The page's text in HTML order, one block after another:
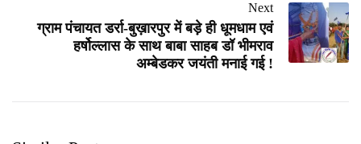
Next
ग्राम पंचायत डर्रा-बुख़ारपुर में बड़े ही धूमधाम एवं
हर्षोल्लास के साथ बाबा साहब डॉ भीमराव
अम्बेडकर जयंती मनाई गई !